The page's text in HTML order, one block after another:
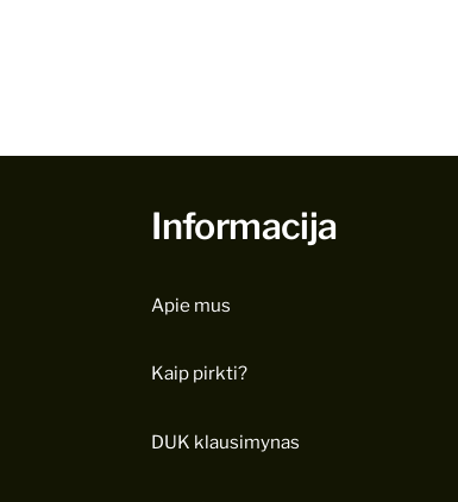
Informacija
Apie mus
Kaip pirkti?
DUK klausimynas